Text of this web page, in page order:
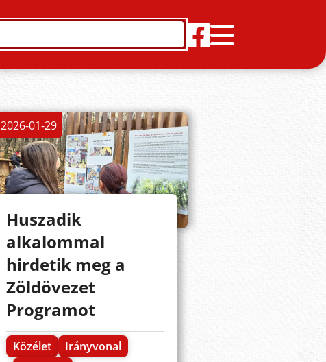
2026-01-29
Huszadik
alkalommal
hirdetik meg a
Zöldövezet
Programot
Közélet
Irányvonal